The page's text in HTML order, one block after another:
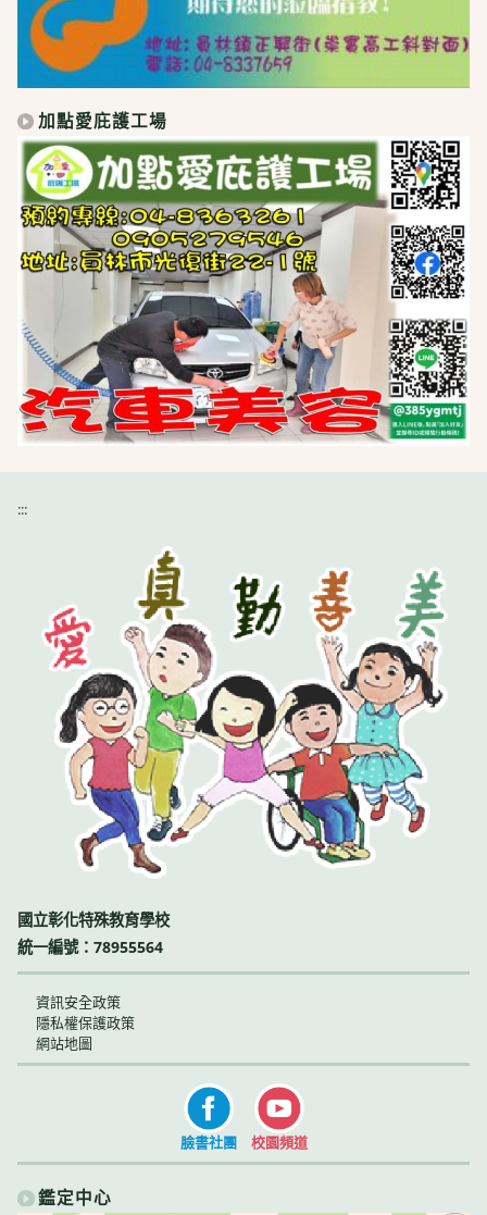
加點愛庇護工場
:::
國立彰化特殊教育學校
統一編號：78955564
資訊安全政策
隱私權保護政策
網站地圖
臉書社團 校園頻道
鑑定中心